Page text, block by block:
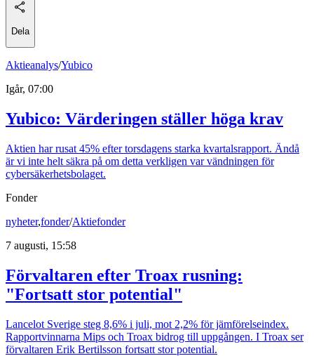
Dela
Aktieanalys/Yubico
Igår, 07:00
Yubico: Värderingen ställer höga krav
Aktien har rusat 45% efter torsdagens starka kvartalsrapport. Ändå
är vi inte helt säkra på om detta verkligen var vändningen för
cybersäkerhetsbolaget.
Fonder
nyheter,fonder/Aktiefonder
7 augusti, 15:58
Förvaltaren efter Troax rusning:
"Fortsatt stor potential"
Lancelot Sverige steg 8,6% i juli, mot 2,2% för jämförelseindex.
Rapportvinnarna Mips och Troax bidrog till uppgången. I Troax ser
förvaltaren Erik Bertilsson fortsatt stor potential.